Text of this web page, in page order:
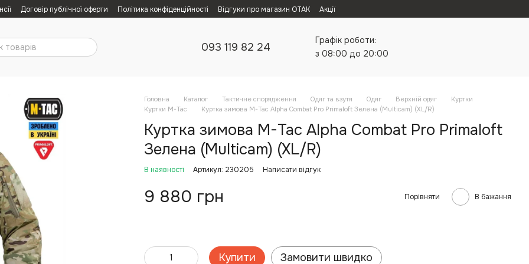
Договір публічної оферти Політика конфіденційності Відгуки про магазин ОТАК Акції
093 119 82 24
Графік роботи:
з 08:00 до 20:00
Головна Каталог Тактичне спорядження Одяг та взутя Одяг Верхній одяг
Куртки
Куртки M-Tac
Куртка зимова M-Tac Alpha Combat Pro Primaloft Зелена (Multicam) (XL/R)
Куртка зимова M-Tac Alpha Combat Pro Primaloft
Зелена (Multicam) (XL/R)
В наявності Артикул: 230205 Написати відгук
9 880 грн Порівняти В бажання
Купити Замовити швидко